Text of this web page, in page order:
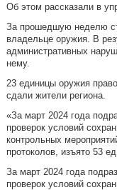
Об этом рассказали в
За прошедшую неделю
владельце оружия. В
административных
нему.
23 единицы оружия
сдали жители региона.
«За март 2024 года
проверок условий
контрольных
протоколов, изъято 53
За март 2024 года
проверок условий